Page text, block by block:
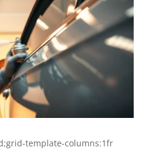
template-columns:1fr